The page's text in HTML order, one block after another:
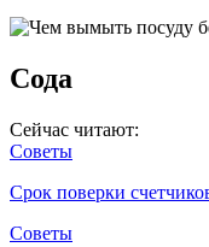
Сода
Сейчас читают:
Советы
Срок поверки
Советы